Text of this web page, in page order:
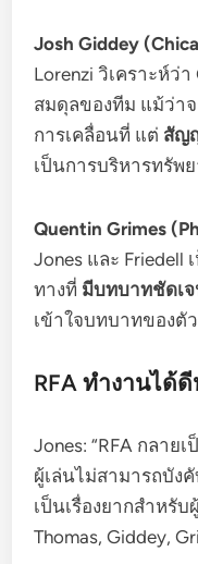
Josh Giddey
Lorenzi วิเคราะห์ว่
สมดุลของทีม แม้ว่า
การเคลื่อนที่ แต่ สัญ
เป็นการบริหารทรัพ
Quentin Grimes
Jones และ Friedell
ทางที่ มีบทบาทชัดเจ
เข้าใจบทบาทของตั
RFA ทำงานได้
Jones: “RFA กลาย
ผู้เล่นไม่สามารถบัง
เป็นเรื่องยากสำหรับ
Thomas, Giddey,